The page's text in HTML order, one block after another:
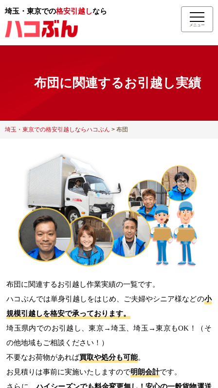
埼玉・東京での格安引越しなら
メニュー
布団に関連するお引越し実績
埼玉・東京での格安引越しならハコぶん > 布団
布団に関連するお引越し作業実績の一覧です。
ハコぶんでは単身引越しをはじめ、ご夫婦やシニア様などの小
規模引越しを格安で承っております。
埼玉県内でのお引越し、東京→埼玉、埼玉→東京もOK！（そ
の他地域もご相談ください！）
不要なお荷物があれば買取や処分も可能。
お見積りは事前に実施いたしますので明朗会計です。
さらに、ハイシーズンでも料金変更無し！安心の一般貨物運送